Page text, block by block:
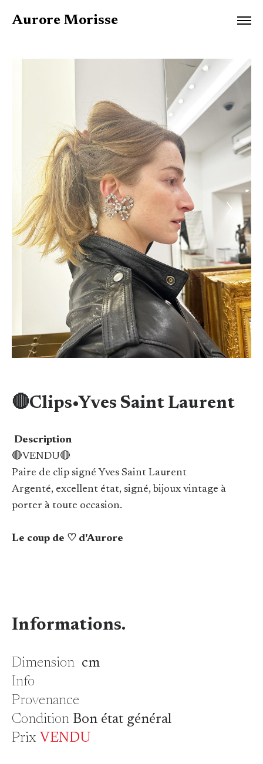
Aurore Morisse
🔴Clips•Yves Saint Laurent
Description
🔴VENDU🔴
Paire de clip signé Yves Saint Laurent
Argenté, excellent état, signé, bijoux vintage à
porter à toute occasion.
Le coup de ♡ d'Aurore
Informations.
Dimensioncm
Info
Provenance
Condition Bon état général
Prix VENDU